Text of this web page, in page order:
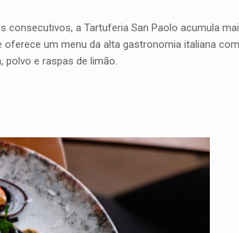
a Tartuferia San Paolo acumula
um menu da alta gastronomia italiana
polvo e raspas de limão.